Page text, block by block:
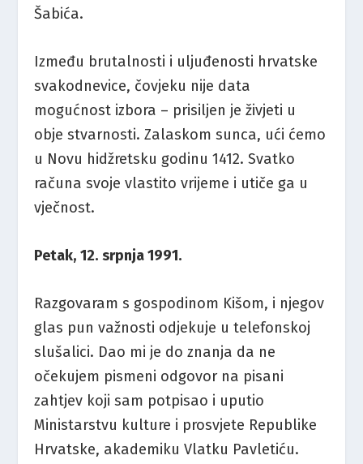
Šabića.
Između brutalnosti i uljuđenosti hrvatske
svakodnevice, čovjeku nije data
mogućnost izbora – prisiljen je živjeti u
obje stvarnosti. Zalaskom sunca, ući ćemo
u Novu hidžretsku godinu 1412. Svatko
računa svoje vlastito vrijeme i utiče ga u
vječnost.
Petak, 12. srpnja 1991.
Razgovaram s gospodinom Kišom, i njegov
glas pun važnosti odjekuje u telefonskoj
slušalici. Dao mi je do znanja da ne
očekujem pismeni odgovor na pisani
zahtjev koji sam potpisao i uputio
Ministarstvu kulture i prosvjete Republike
Hrvatske, akademiku Vlatku Pavletiću.